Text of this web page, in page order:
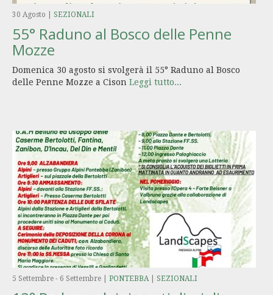
30 Agosto SEZIONALI
55° Raduno al Bosco delle Penne
Mozze
Domenica 30 agosto si svolgerà il 55° Raduno al Bosco
delle Penne Mozze a Cison Leggi tutto...
5 Settembre - 6 Settembre PONTEBBA SEZIONALI